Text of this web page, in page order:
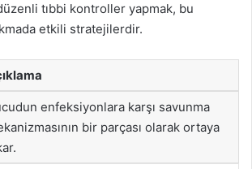
tıbbi kontroller yapmak, bu
etkili stratejilerdir.
enfeksiyonlara karşı savunma
bir parçası olarak ortaya